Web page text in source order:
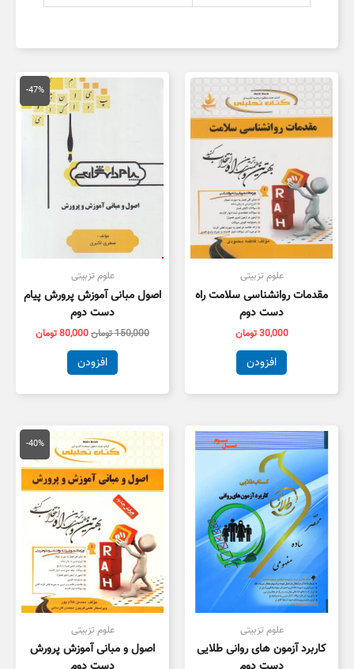
علوم تزبیتی
مقدمات روانشناسی سلامت راه
دست دوم
30,000تومان
افزودن
-47%
علوم تزبیتی
اصول مبانی آموزش پرورش پیام
دست دوم
150,000تومان
قیمت
اصلی
150,000 تومان
بود.
80,000تومان
قیمت
فعلی
است.
افزودن
علوم تزبیتی
کاربرد آزمون های روانی طلایی
-40%
علوم تزبیتی
اصول و مبانی آموزش پرورش
قیمت
اصلی
134,000 تومان
بود.
قیمت
فعلی
است.